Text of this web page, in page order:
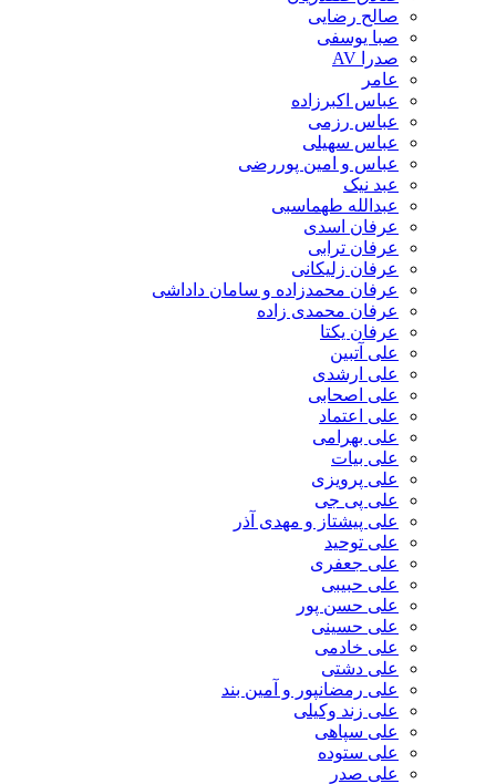
صالح رضایی
صبا یوسفی
صدرا AV
عامر
عباس اکبرزاده
عباس رزمی
عباس سهیلی
عباس و امین پوررضی
عبد نیک
عبدالله طهماسبی‎
عرفان اسدی
عرفان ترابی
عرفان زلیکانی
عرفان محمدزاده و سامان داداشی
عرفان محمدی زاده
عرفان یکتا
علی آتبین
علی ارشدی
علی اصحابی
علی اعتماد
علی بهرامی
علی بیات
علی پرویزی
علی پی جی
علی پیشتاز و مهدی آذر
علی توحید
علی جعفری
علی حبیبی
علی حسن پور
علی حسینی
علی خادمی
علی دشتی
علی رمضانپور و آمین بند
علی زند وکیلی
علی سپاهی
علی ستوده
علی صدر